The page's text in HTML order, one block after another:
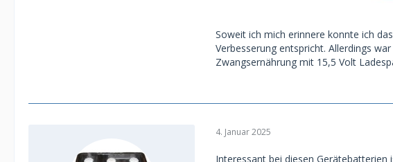
Soweit ich mich erinnere konnte ich
Verbesserung entspricht. Allerdings
Zwangsernährung mit 15,5 Volt
4. Januar 2025
Interessant bei diesen